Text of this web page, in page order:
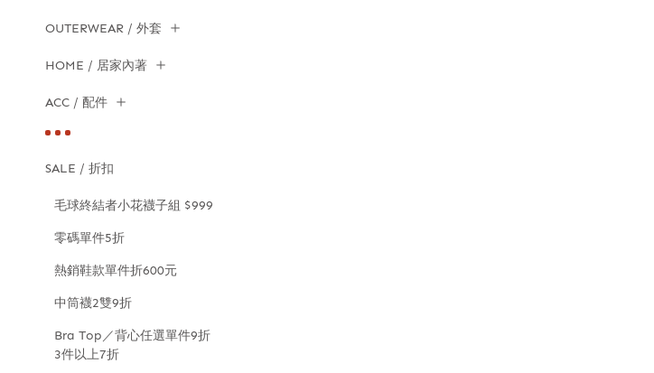
OUTERWEAR / 外套
HOME / 居家內著
ACC / 配件
SALE / 折扣
毛球終結者小花襪子組 $999
零碼單件5折
熱銷鞋款單件折600元
中筒襪2雙9折
Bra Top／背心任選單件9折
3件以上7折